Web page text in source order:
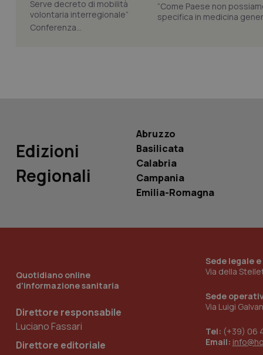
“Come Paese non
specifica in medicina
Conferenza...
Edizioni
Regionali
Abruzzo
Basilicata
Calabria
Campania
Emilia-Romagna
Quotidiano online
d'informazione sanitaria
Direttore responsabile
Luciano Fassari
Direttore editoriale
Sede legale
Via della
Sede
Via Luigi
Tel: (+39) 06
Email:
tracking-sites-
ironfish-tracking-